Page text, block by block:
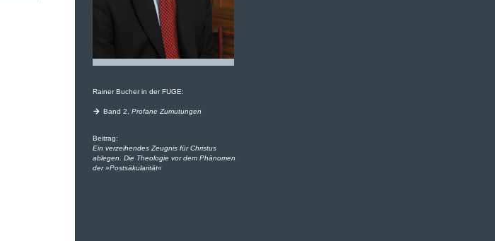
Rainer Bucher in der FUGE:
Band 2, Profane Zumutungen
Beitrag:
Ein verzeihendes Zeugnis für Christus
ablegen. Die Theologie vor dem Phänomen
der »Postsäkularität«